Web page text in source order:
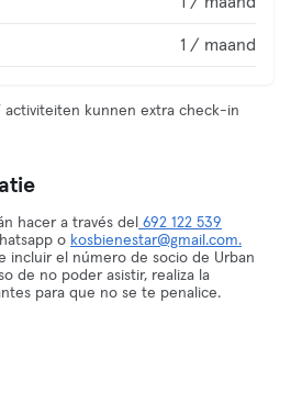
1 / maand
activiteiten kunnen extra check-in
hacer a través del 692 122 539
o kosbienestar@gmail.com.
incluir el número de socio de Urban
de no poder asistir, realiza la
para que no se te penalice.